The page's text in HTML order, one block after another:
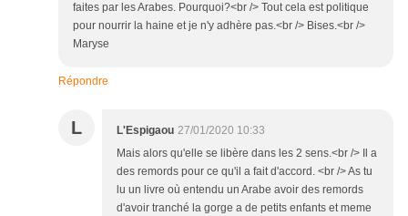
faites par les Arabes. Pourquoi?<br /> Tout cela est politique
pour nourrir la haine et je n'y adhère pas.<br /> Bises.<br />
Maryse
Répondre
L L'Espigaou 27/01/2020 10:33
Mais alors qu'elle se libère dans les 2 sens.<br /> Il a
des remords pour ce qu'il a fait d'accord. <br /> As tu
lu un livre où entendu un Arabe avoir des remords
d'avoir tranché la gorge a de petits enfants et meme